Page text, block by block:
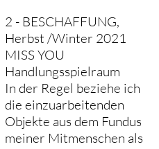
2 - BESCHAFFUNG,
Herbst /Winter 2021
MISS YOU
Handlungsspielraum
In der Regel beziehe ich
die einzuarbeitenden
Objekte aus dem Fundus
meiner Mitmenschen als